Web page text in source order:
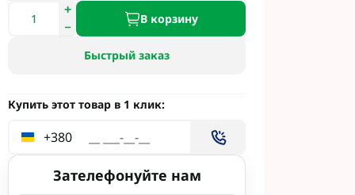
Сингента Под
В корзину
Быстрый заказ
Купить этот товар в 1 клик:
+380
Зателефонуйте нам